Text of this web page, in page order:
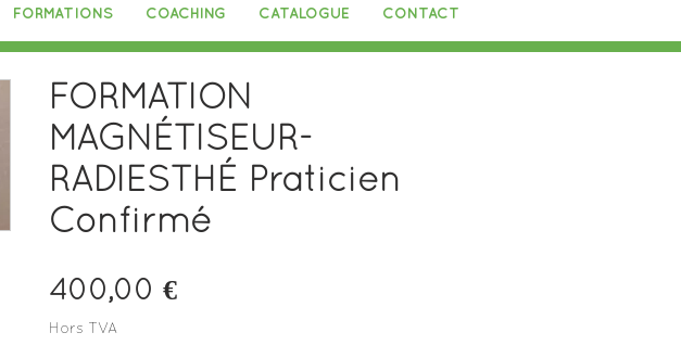
FORMATIONS COACHING CATALOGUE CONTACT
FORMATION
MAGNÉTISEUR-
RADIESTHÉ Praticien
Confirmé
400,00 €Prix
Hors TVA